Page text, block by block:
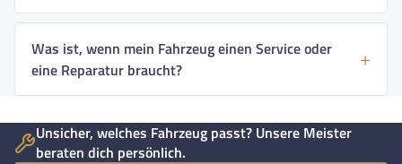
Was ist, wenn mein Fahrzeug einen Service oder
eine Reparatur braucht?
Unsicher, welches Fahrzeug passt? Unsere Meister
beraten dich persönlich.